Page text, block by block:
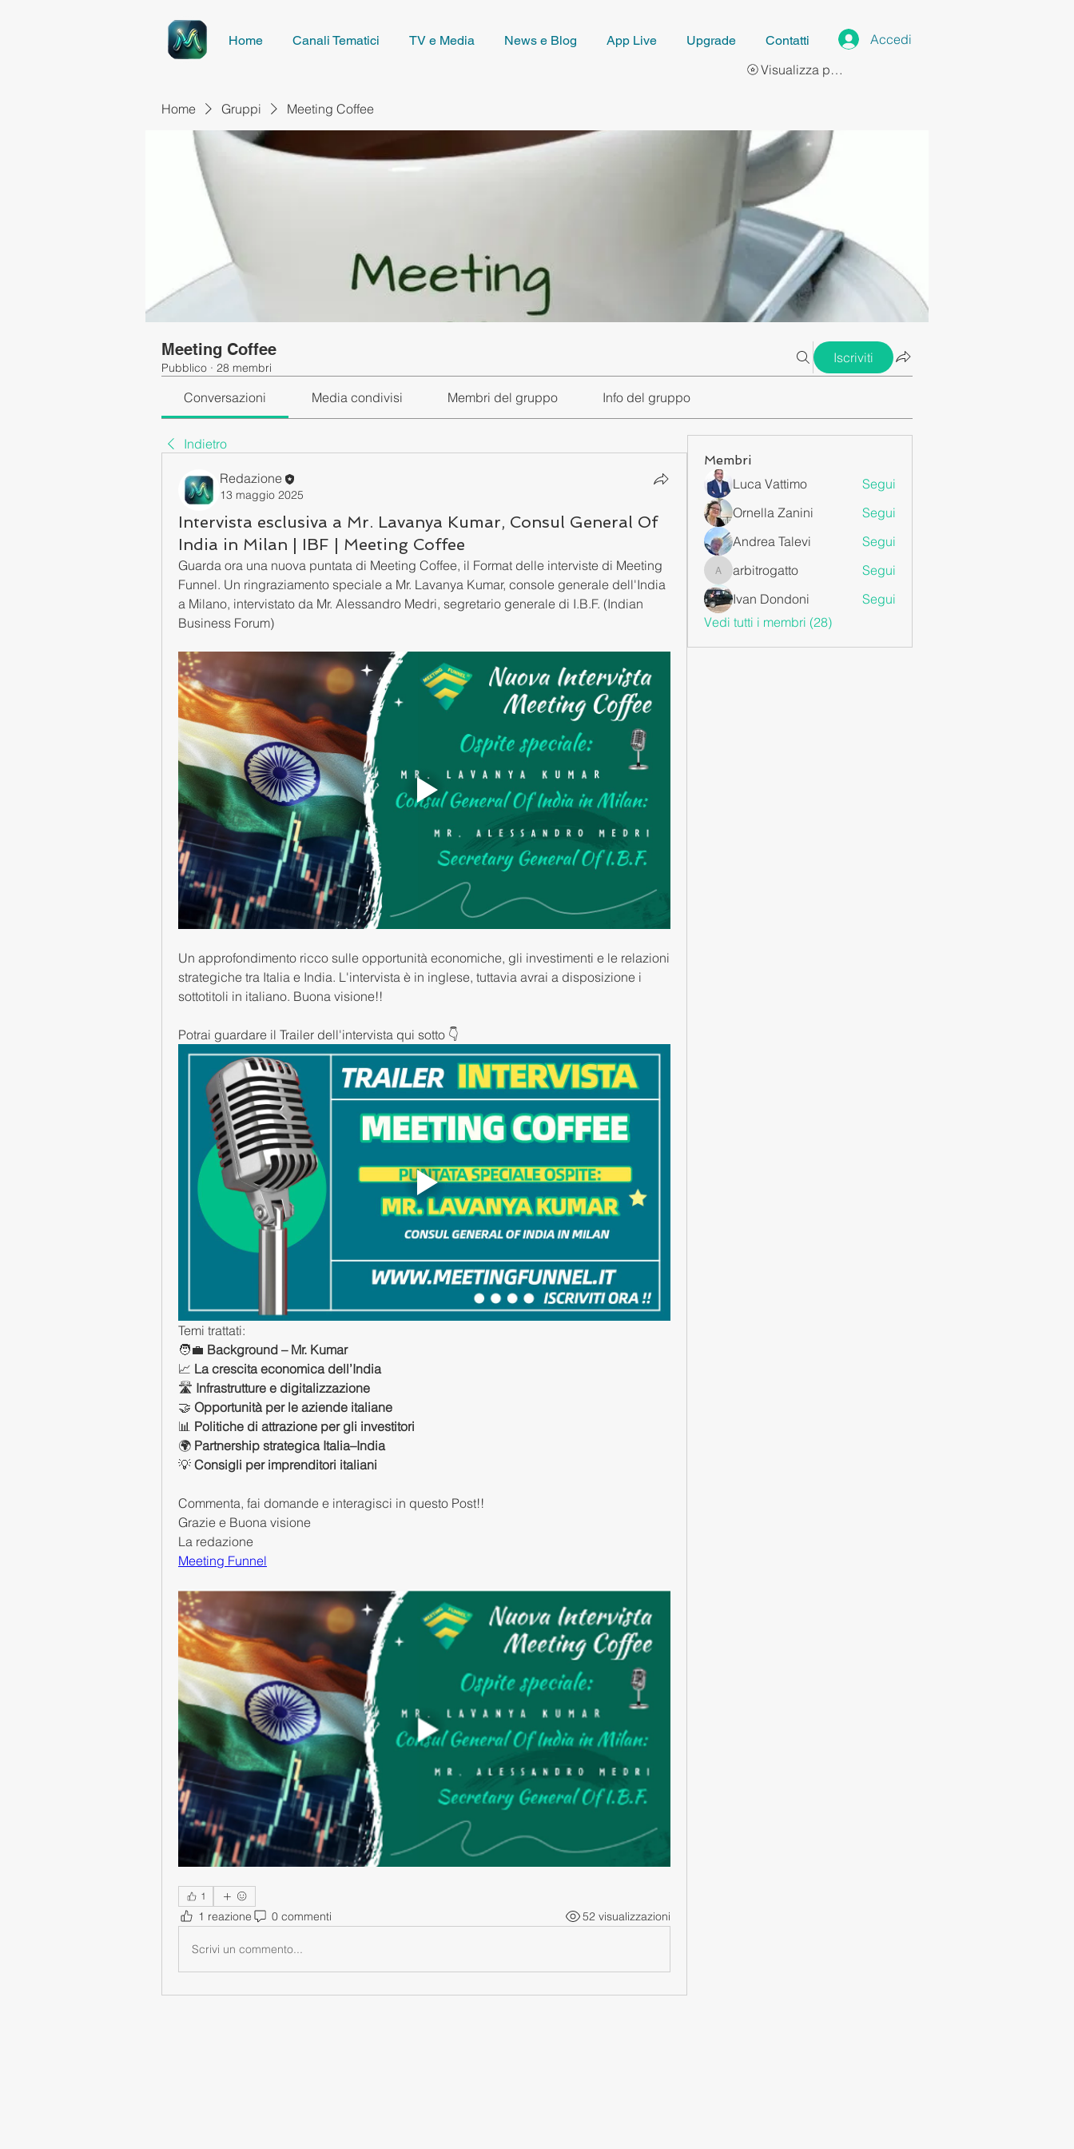
Home Canali Tematici TV e Media News e Blog App Live Upgrade Contatti
Accedi
Visualizza punti
Home Gruppi Meeting Coffee
Meeting Coffee
Pubblico · 28 membri
Iscriviti
Conversazioni Media condivisi Membri del gruppo Info del gruppo
Indietro
Redazione
13 maggio 2025
Intervista esclusiva a Mr. Lavanya Kumar, Consul General Of
India in Milan | IBF | Meeting Coffee
Guarda ora una nuova puntata di Meeting Coffee, il Format delle interviste di Meeting
Funnel. Un ringraziamento speciale a Mr. Lavanya Kumar, console generale dell'India
a Milano, intervistato da Mr. Alessandro Medri, segretario generale di I.B.F. (Indian
Business Forum)
Un approfondimento ricco sulle opportunità economiche, gli investimenti e le relazioni
strategiche tra Italia e India. L'intervista è in inglese, tuttavia avrai a disposizione i
sottotitoli in italiano. Buona visione!!
Potrai guardare il Trailer dell'intervista qui sotto 👇
Temi trattati:
🧑‍💼 Background – Mr. Kumar
📈 La crescita economica dell’India
🛣️ Infrastrutture e digitalizzazione
🤝 Opportunità per le aziende italiane
📊 Politiche di attrazione per gli investitori
🌍 Partnership strategica Italia–India
💡 Consigli per imprenditori italiani
Commenta, fai domande e interagisci in questo Post!!
Grazie e Buona visione
La redazione
Meeting Funnel
1
1 reazione 0 commenti 52 visualizzazioni
Scrivi un commento...
Membri
Luca Vattimo
Segui
Ornella Zanini
Segui
Andrea Talevi
Segui
arbitrogatto
arbitrogatto
Segui
Ivan Dondoni
Segui
Vedi tutti i membri (28)